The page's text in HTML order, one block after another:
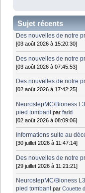
Sujet récents
Des nouvelles de notre
[03 août 2026 à 15:20:30]
Des nouvelles de notre
[03 août 2026 à 07:45:53]
Des nouvelles de notre
[02 août 2026 à 17:42:25]
NeurostepMC/Bioness
pied tombant parfarid
[02 août 2026 à 08:09:06]
Informations suite au
[30 juillet 2026 à 11:47:14]
Des nouvelles de notre
[29 juillet 2026 à 11:21:21]
NeurostepMC/Bioness
pied tombant parCouette